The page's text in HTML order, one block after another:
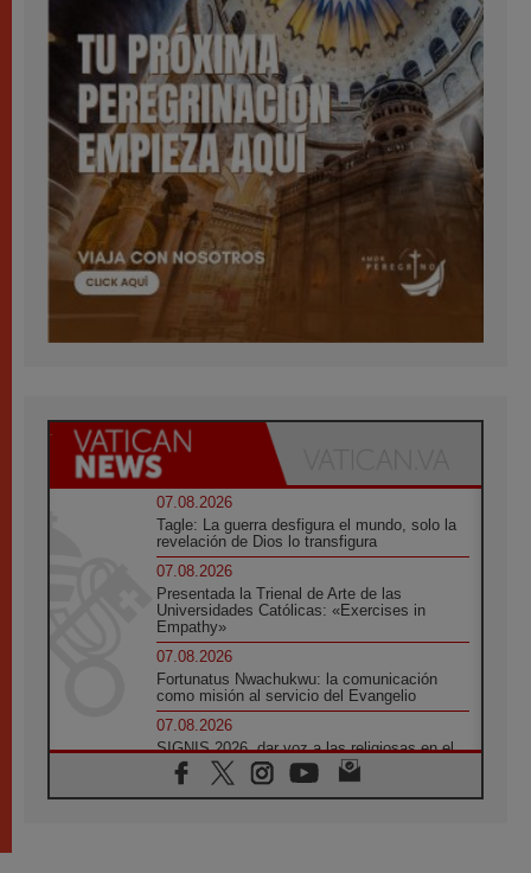
07.08.2026
Tagle: La guerra desfigura el mundo, solo la
revelación de Dios lo transfigura
07.08.2026
Presentada la Trienal de Arte de las
Universidades Católicas: «Exercises in
Empathy»
07.08.2026
Fortunatus Nwachukwu: la comunicación
como misión al servicio del Evangelio
07.08.2026
SIGNIS 2026, dar voz a las religiosas en el
espacio público
07.08.2026